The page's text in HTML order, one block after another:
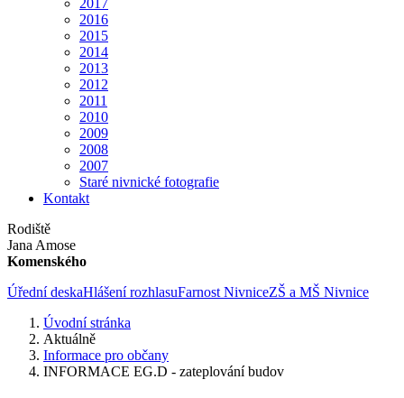
2017
2016
2015
2014
2013
2012
2011
2010
2009
2008
2007
Staré nivnické fotografie
Kontakt
Rodiště
Jana Amose
Komenského
Úřední deskaHlášení rozhlasuFarnost NivniceZŠ a MŠ Nivnice
Úvodní stránka
Aktuálně
Informace pro občany
INFORMACE EG.D - zateplování budov